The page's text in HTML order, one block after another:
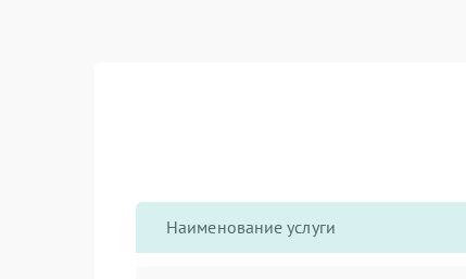
Наименование услуги